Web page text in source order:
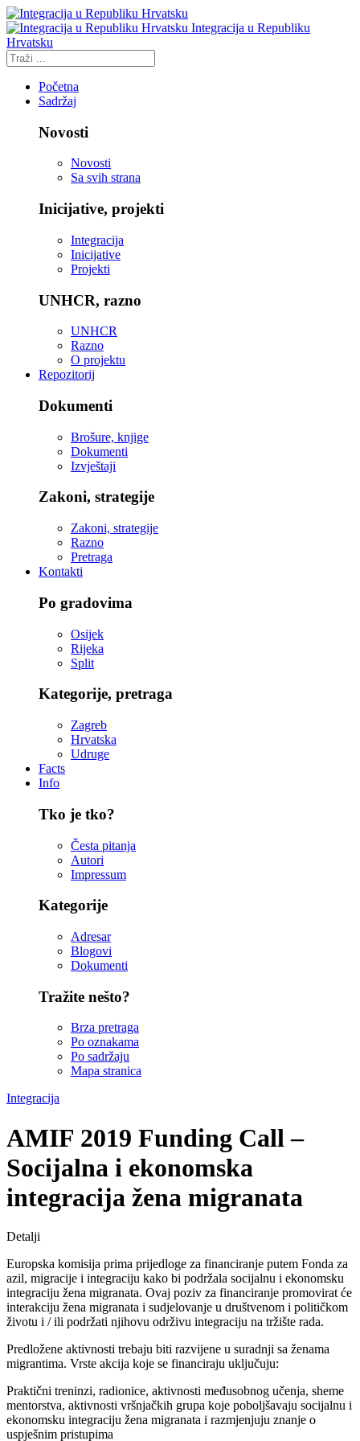
Integracija u Republiku
Hrvatsku
Početna
Sadržaj
Novosti
Novosti
Sa svih strana
Inicijative, projekti
Integracija
Inicijative
Projekti
UNHCR, razno
UNHCR
Razno
O projektu
Repozitorij
Dokumenti
Brošure, knjige
Dokumenti
Izvještaji
Zakoni, strategije
Zakoni, strategije
Razno
Pretraga
Kontakti
Po gradovima
Osijek
Rijeka
Split
Kategorije, pretraga
Zagreb
Hrvatska
Udruge
Facts
Info
Tko je tko?
Česta pitanja
Autori
Impressum
Kategorije
Adresar
Blogovi
Dokumenti
Tražite nešto?
Brza pretraga
Po oznakama
Po sadržaju
Mapa stranica
Integracija
AMIF 2019 Funding Call –
Socijalna i ekonomska
integracija žena migranata
Detalji
Europska komisija prima prijedloge za financiranje putem Fonda za
azil, migracije i integraciju kako bi podržala socijalnu i ekonomsku
integraciju žena migranata. Ovaj poziv za financiranje promovirat će
interakciju žena migranata i sudjelovanje u društvenom i političkom
životu i / ili podržati njihovu održivu integraciju na tržište rada.
Predložene aktivnosti trebaju biti razvijene u suradnji sa ženama
migrantima. Vrste akcija koje se financiraju uključuju:
Praktični treninzi, radionice, aktivnosti međusobnog učenja, sheme
mentorstva, aktivnosti vršnjačkih grupa koje poboljšavaju socijalnu i
ekonomsku integraciju žena migranata i razmjenjuju znanje o
uspješnim pristupima